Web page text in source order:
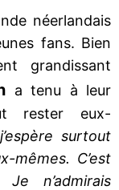
néerlandais
fans. Bien
grandissant
a tenu à leur
rester eux-
surtout
C’est
n’admirais